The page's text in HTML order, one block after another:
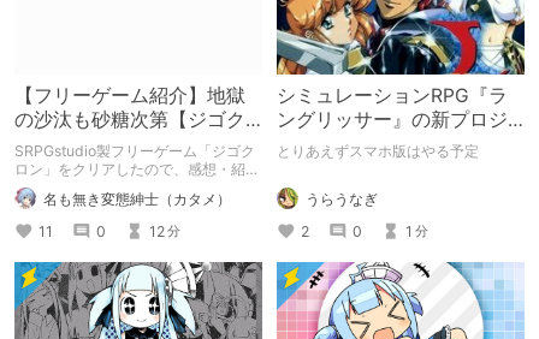
【フリーゲーム紹介】地獄
の沙汰も砂糖次第【ジゴク
ロン】
SRPGstudio製フリーゲーム「ジゴク
ロン」をクリアしたので、感想・紹介
記事を書かせて頂きました。 無料で
遊べますので、興味を持った方は遊ん
でみてください。
名も無き変態紳士（カタメ）
11
0 12分
シミュレーションRPG『ラ
ングリッサー』の新プロジ
ェクトをやるらしい
とりあえずスマホ版はやる予定
うらうなぎ
2
0 1 分